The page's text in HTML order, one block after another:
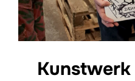
Kunstwerk